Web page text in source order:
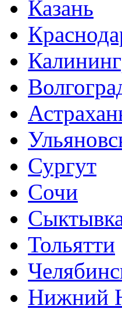
Казань
Сургут
Сочи
Тольятти
Нижний